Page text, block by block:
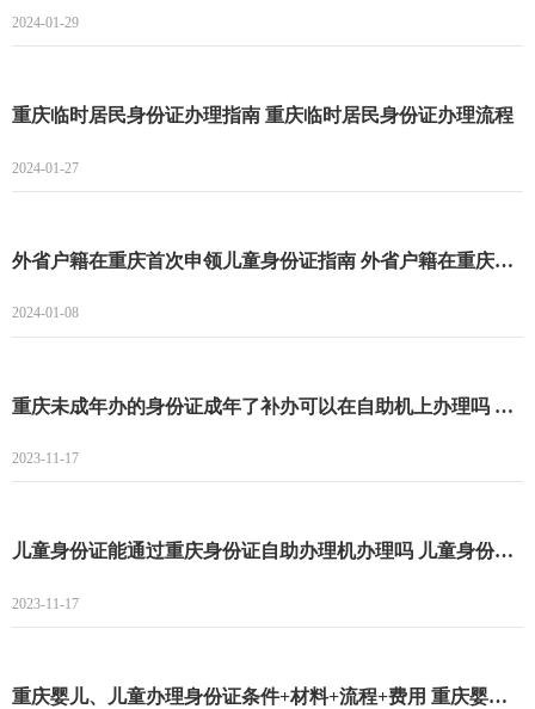
2024-01-29
重庆临时居民身份证办理指南 重庆临时居民身份证办理流程
2024-01-27
外省户籍在重庆首次申领儿童身份证指南 外省户籍在重庆首次申领儿童身份证条件+材料+流程
2024-01-08
重庆未成年办的身份证成年了补办可以在自助机上办理吗 重庆未成年办的身份证成年了补办能不能在自助机上办理
2023-11-17
儿童身份证能通过重庆身份证自助办理机办理吗 儿童身份证能不能通过重庆身份证自助办理机办理
2023-11-17
重庆婴儿、儿童办理身份证条件+材料+流程+费用 重庆婴儿、儿童办理身份证条件